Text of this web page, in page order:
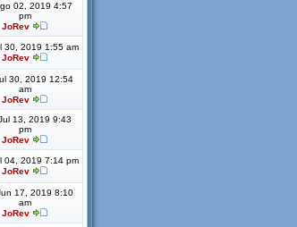
02, 2019 4:57
pm
JoRev
30, 2019 1:55 am
JoRev
30, 2019 12:54
am
JoRev
13, 2019 9:43
pm
JoRev
04, 2019 7:14 pm
JoRev
17, 2019 8:10
am
JoRev